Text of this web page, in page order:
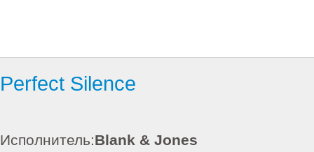
Perfect Silence
Исполнитель:Blank & Jones